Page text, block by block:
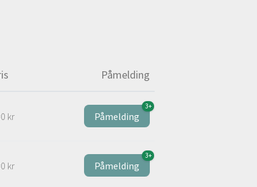
Påmelding
kr Påmelding
3+
kr Påmelding
3+